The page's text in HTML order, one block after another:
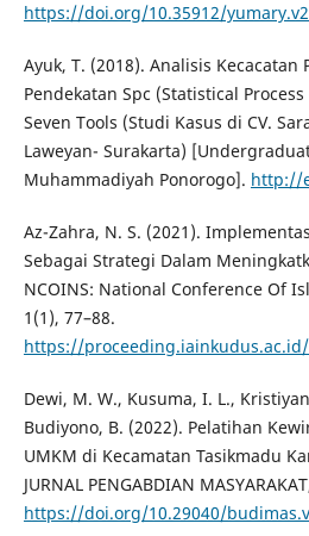
https://doi.org/10.35912/
Ayuk, T. (2018). Analisis
Pendekatan Spc (Statistical
Seven Tools (Studi Kasus di CV.
Laweyan- Surakarta)
Muhammadiyah Ponorogo]. http://
Az-Zahra, N. S. (2021).
Sebagai Strategi Dalam
NCOINS: National Conference Of
1(1), 77–88.
https://
Dewi, M. W., Kusuma, I. L.,
Budiyono, B. (2022). Pelatihan
UMKM di Kecamatan Tasikmadu
JURNAL PENGABDIAN
https://doi.org/10.29040/